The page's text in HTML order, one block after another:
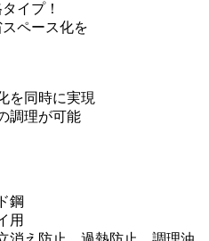
イプ！
ペース化を
を同時に実現
調理が可能
鋼
用